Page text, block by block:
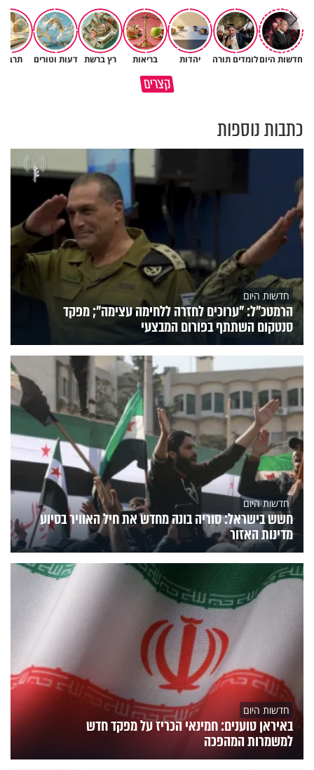
חדשות היוםלומדים תורה יהדות בריאות רץ ברשת דעות וטורים
קצרים
מי שאמר והיה העולם זה אבא
כתבות נוספות
חדשות היום
הרמטכ״ל: "ערוכים לחזרה ללחימה עצימה"; מפקד
סנטקום השתתף בפורום המבצעי
חדשות היום
חשש בישראל: סוריה בונה מחדש את חיל האוויר בסיוע
מדינות האזור
חדשות היום
באיראן טוענים: חמינאי הכריז על מפקד חדש
למשמרות המהפכה